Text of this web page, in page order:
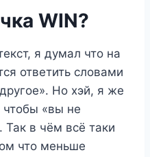
WIN?
я думал что на
ответить словами
Но хэй, я же
«вы не
в чём всё таки
что меньше